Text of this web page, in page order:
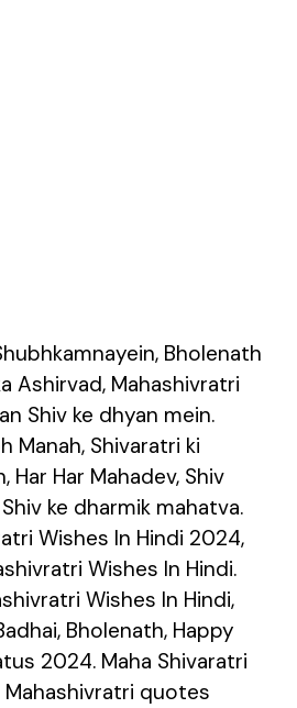
Bholenath
Ashirvad, Mahashivratri
Shiv ke dhyan mein.
Manah, Shivaratri ki
Har Har Mahadev, Shiv
ke dharmik mahatva.
Wishes In Hindi 2024,
Wishes In Hindi.
Wishes In Hindi,
Bholenath, Happy
2024. Maha Shivaratri
quotes